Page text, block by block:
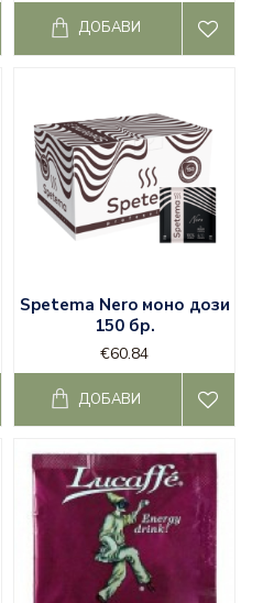
ДОБАВИ
Spetema Nero моно дози
150 бр.
€60.84
ДОБАВИ